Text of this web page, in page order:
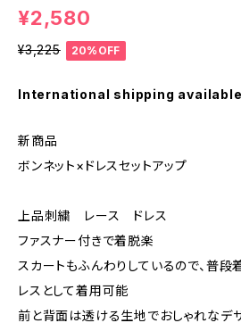
¥2,580
¥3,225 20%OFF
International shipping available
新商品
ボンネット×ドレスセットアップ
上品刺繍 レース ドレス
ファスナー付きで着脱楽
スカートもふんわりしているので、普段
レスとして着用可能
前と背面は透ける生地でおしゃれなデザ